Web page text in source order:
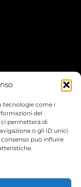
tecnologie come i
del
permetterà di
o gli ID unici
può influire